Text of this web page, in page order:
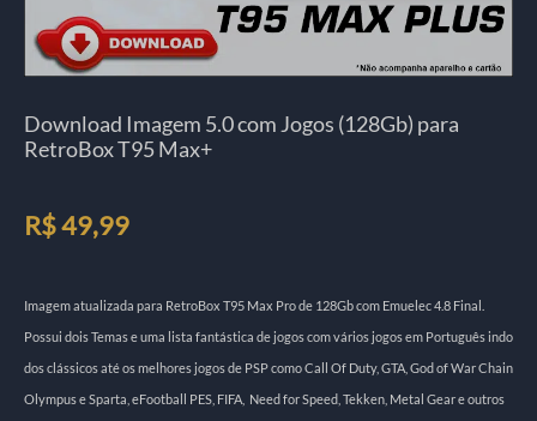
Download Imagem 5.0 com Jogos (128Gb) para
RetroBox T95 Max+
R$49,99
Imagem atualizada para RetroBox T95 Max Pro de 128Gb com Emuelec 4.8 Final.
Possui dois Temas e uma lista fantástica de jogos com vários jogos em Português indo
dos clássicos até os melhores jogos de PSP como Call Of Duty, GTA, God of War Chain
Olympus e Sparta, eFootball PES, FIFA, Need for Speed, Tekken, Metal Gear e outros